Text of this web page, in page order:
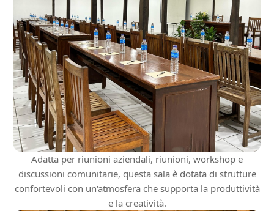
Adatta per riunioni aziendali, riunioni, workshop e
discussioni comunitarie, questa sala è dotata di strutture
confortevoli con un'atmosfera che supporta la produttività
e la creatività.